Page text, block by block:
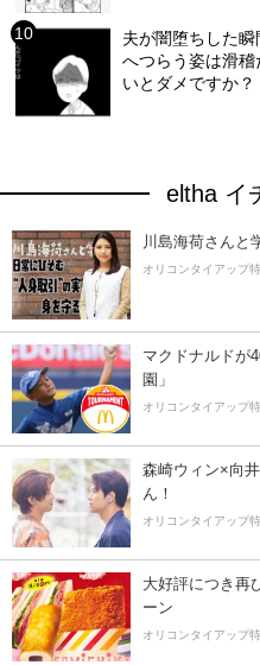
夫が闇堕ちした
へつらう姿は滑
いとダメですか？
eltha イ
川島海荷さんと
オリコンタイアップ
マクドナルドが
園」
オリコンタイアップ
森崎ウィン×向
ん！
オリコンタイアップ
大好評につき再
ーン
オリコンタイアップ